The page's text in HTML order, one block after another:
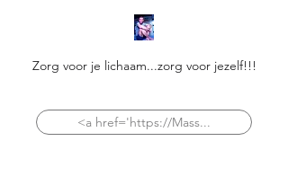
Zorg voor je lichaam...zorg voor jezelf!!!
<a href='https://Mass...